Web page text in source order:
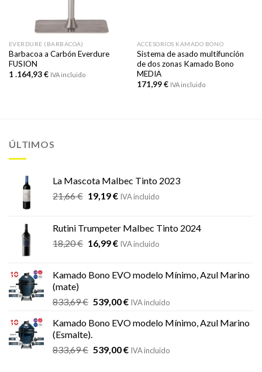
EVERDURE (BARBACOA)
Barbacoa a Carbón Everdure
FUSION
1 .164,93€ IVA incluido
ACCESORIOS KAMADO BONO
Sistema de asado multifunción
de dos zonas Kamado Bono
MEDIA
171,99€ IVA incluido
ÚLTIMOS
La Mascota Malbec Tinto 2023
21,66€ El
era:
21,66 €.
19,19€El
es:
19,19 €.
IVA incluido
Rutini Trumpeter Malbec Tinto 2024
18,20€ El
era:
16,99€El
es:
IVA incluido
Kamado Bono EVO modelo Mínimo, Azul Marino
(mate)
833,69€ El
original
era:
833,69 €.
539,00€El
actual
539,00 €.
IVA incluido
Kamado Bono EVO modelo Mínimo, Azul Marino
(Esmalte).
833,69€ El
539,00€ElIVA incluido